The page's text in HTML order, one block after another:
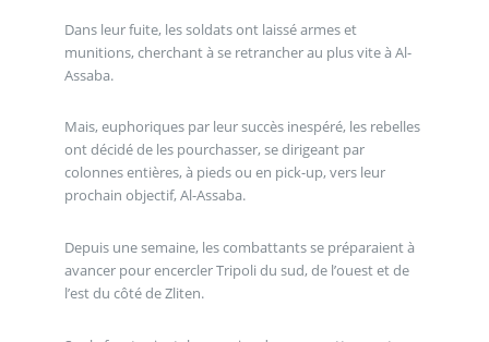
Dans leur fuite, les soldats ont laissé armes et
munitions, cherchant à se retrancher au plus vite à Al-
Assaba.
Mais, euphoriques par leur succès inespéré, les rebelles
ont décidé de les pourchasser, se dirigeant par
colonnes entières, à pieds ou en pick-up, vers leur
prochain objectif, Al-Assaba.
Depuis une semaine, les combattants se préparaient à
avancer pour encercler Tripoli du sud, de l’ouest et de
l’est du côté de Zliten.